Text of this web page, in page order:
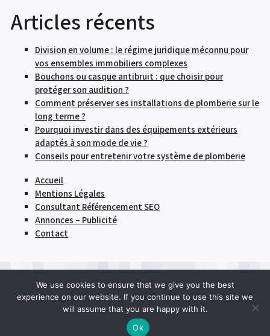
Articles récents
Division en volume : le régime juridique méconnu pour
vos ensembles immobiliers complexes
Bouchons ou casque antibruit : que choisir pour
protéger son audition ?
Comment préserver ses installations de plomberie sur le
long terme ?
Pourquoi investir dans des équipements extérieurs
adaptés à son mode de vie ?
Conseils pour entretenir votre système de plomberie
Accueil
Mentions Légales
Consultant Référencement SEO
Annonces – Publicité
Contact
© 2026 Engager une entreprise pour réaliser des
travaux dans sa maison |Proudly powered by
WordPress
We use cookies to ensure that we give you the best
experience on our website. If you continue to use this site we
will assume that you are happy with it.
Ok